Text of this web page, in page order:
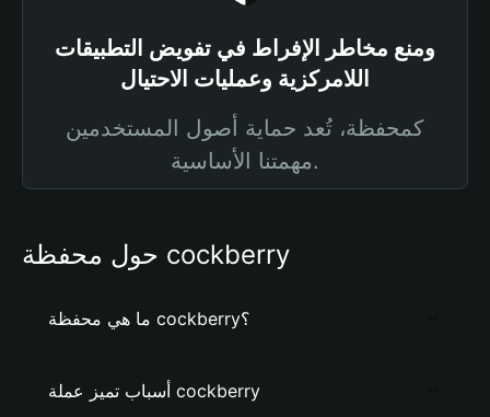
ومنع مخاطر الإفراط في تفويض التطبيقات
اللامركزية وعمليات الاحتيال
كمحفظة، تُعد حماية أصول المستخدمين
مهمتنا الأساسية.
حول محفظة cockberry
ما هي محفظة cockberry؟
أسباب تميز عملة cockberry